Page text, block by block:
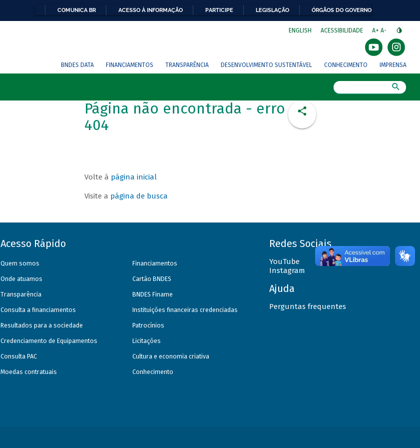
COMUNICA BR ACESSO À INFORMAÇÃO PARTICIPE LEGISLAÇÃO ÓRGÃOS DO GOVERNO
ENGLISH ACESSIBILIDADE A+ A-
BNDES DATA FINANCIAMENTOS TRANSPARÊNCIA DESENVOLVIMENTO SUSTENTÁVEL CONHECIMENTO IMPRENSA
Página não encontrada - erro
404
Volte à página inicial
Visite a página de busca
Acesso Rápido
Quem somos
Onde atuamos
Transparência
Consulta a financiamentos
Resultados para a sociedade
Credenciamento de Equipamentos
Consulta PAC
Moedas contratuais
Financiamentos
Cartão BNDES
BNDES Finame
Instituições financeiras credenciadas
Patrocínios
Licitações
Cultura e economia criativa
Conhecimento
Redes Sociais
YouTube
Instagram
Ajuda
Perguntas frequentes